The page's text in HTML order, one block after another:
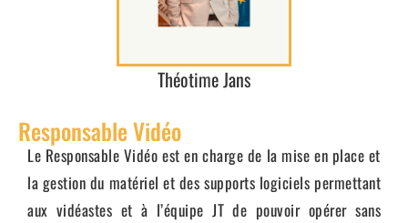
Théotime Jans
Responsable Vidéo
Le Responsable Vidéo est en charge de la mise en place et
la gestion du matériel et des supports logiciels permettant
aux vidéastes et à l’équipe JT de pouvoir opérer sans